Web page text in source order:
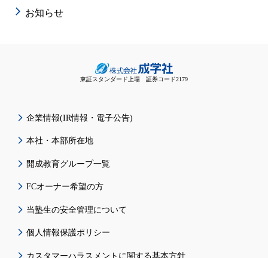
お知らせ
東証スタンダード上場 証券コード2179
企業情報(IR情報・電子公告)
本社・本部所在地
開成教育グループ一覧
FCオーナー希望の方
当塾生の安全管理について
個人情報保護ポリシー
カスタマーハラスメントに関する基本方針